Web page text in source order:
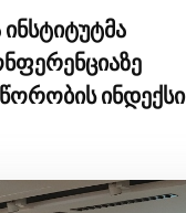
ინდექსი